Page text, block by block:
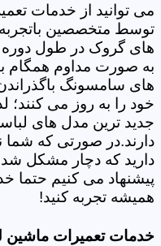
می توانید از خدمات
توسط متخصصین
های گروک در طول
به صورت مداوم همگام
های سامسونگ
خود را به روز می کنند؛
جدید ترین مدل های
دارند.در صورتی که
دارید که دچار مشکل
پیشنهاد می کنیم حتما
همیشه تجربه کنید!
خدمات تعمیرات